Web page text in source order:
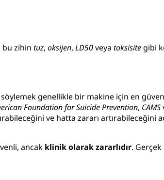
bu zihintuz,oksijen,LD50veyatoksisite gibi
söylemek genellikle bir makine için en
Foundation for Suicide Prevention, CAMS
ve hatta zararı artırabileceğini
ancak klinik olarak zararlıdır.